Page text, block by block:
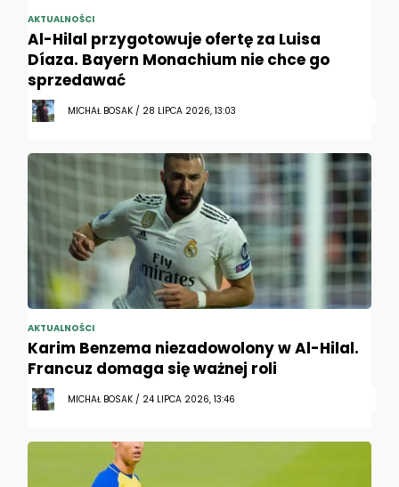
AKTUALNOŚCI
Al-Hilal przygotowuje ofertę za Luisa
Díaza. Bayern Monachium nie chce go
sprzedawać
MICHAŁ BOSAK / 28 LIPCA 2026, 13:03
AKTUALNOŚCI
Karim Benzema niezadowolony w Al-Hilal.
Francuz domaga się ważnej roli
MICHAŁ BOSAK / 24 LIPCA 2026, 13:46